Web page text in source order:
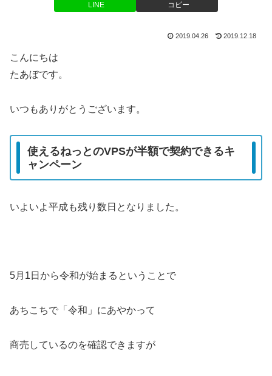
LINE コピー
2019.04.26 2019.12.18
こんにちは
たあぼです。
いつもありがとうございます。
使えるねっとのVPSが半額で契約できるキ
ャンペーン
いよいよ平成も残り数日となりました。
5月1日から令和が始まるということで
あちこちで「令和」にあやかって
商売しているのを確認できますが